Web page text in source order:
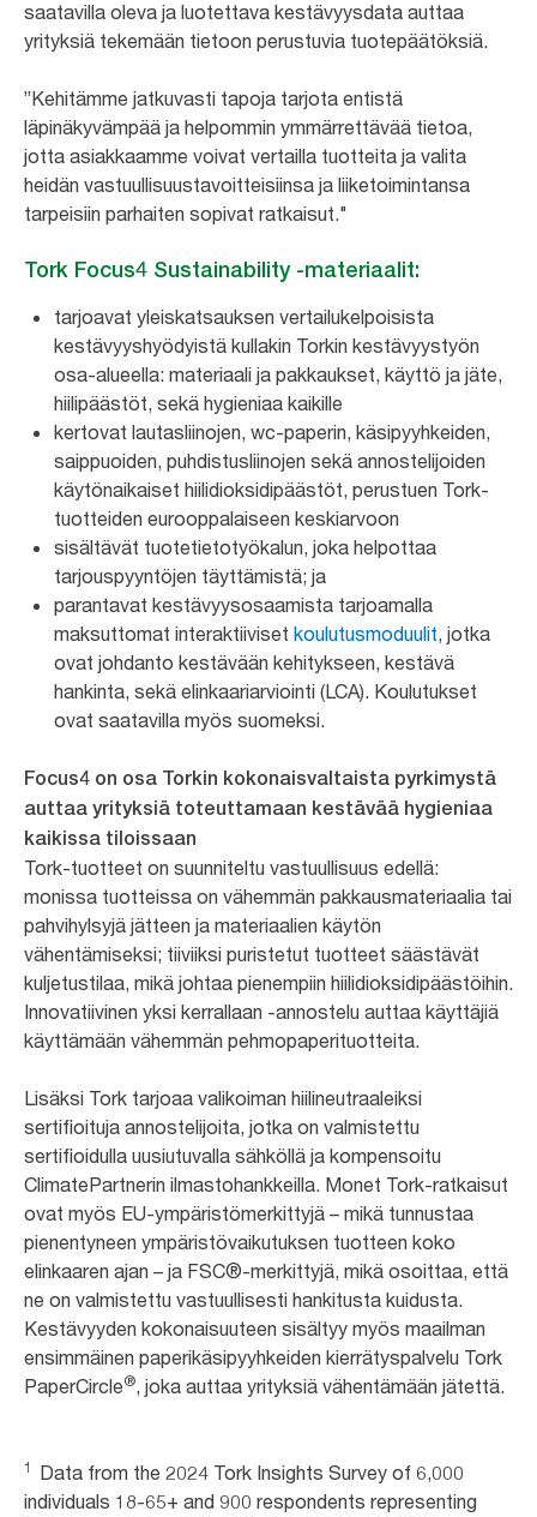
saatavilla oleva ja luotettava kestävyysdata auttaa
yrityksiä tekemään tietoon perustuvia tuotepäätöksiä.
”Kehitämme jatkuvasti tapoja tarjota entistä
läpinäkyvämpää ja helpommin ymmärrettävää tietoa,
jotta asiakkaamme voivat vertailla tuotteita ja valita
heidän vastuullisuustavoitteisiinsa ja liiketoimintansa
tarpeisiin parhaiten sopivat ratkaisut."
Tork Focus4 Sustainability -materiaalit:
tarjoavat yleiskatsauksen vertailukelpoisista
kestävyyshyödyistä kullakin Torkin kestävyystyön
osa-alueella: materiaali ja pakkaukset, käyttö ja jäte,
hiilipäästöt, sekä hygieniaa kaikille
kertovat lautasliinojen, wc-paperin, käsipyyhkeiden,
saippuoiden, puhdistusliinojen sekä annostelijoiden
käytönaikaiset hiilidioksidipäästöt, perustuen Tork-
tuotteiden eurooppalaiseen keskiarvoon
sisältävät tuotetietotyökalun, joka helpottaa
tarjouspyyntöjen täyttämistä; ja
parantavat kestävyysosaamista tarjoamalla
maksuttomat interaktiiviset koulutusmoduulit, jotka
ovat johdanto kestävään kehitykseen, kestävä
hankinta, sekä elinkaariarviointi (LCA). Koulutukset
ovat saatavilla myös suomeksi.
Focus4 on osa Torkin kokonaisvaltaista pyrkimystä
auttaa yrityksiä toteuttamaan kestävää hygieniaa
kaikissa tiloissaan
Tork-tuotteet on suunniteltu vastuullisuus edellä:
monissa tuotteissa on vähemmän pakkausmateriaalia tai
pahvihylsyjä jätteen ja materiaalien käytön
vähentämiseksi; tiiviiksi puristetut tuotteet säästävät
kuljetustilaa, mikä johtaa pienempiin hiilidioksidipäästöihin.
Innovatiivinen yksi kerrallaan -annostelu auttaa käyttäjiä
käyttämään vähemmän pehmopaperituotteita.
Lisäksi Tork tarjoaa valikoiman hiilineutraaleiksi
sertifioituja annostelijoita, jotka on valmistettu
sertifioidulla uusiutuvalla sähköllä ja kompensoitu
ClimatePartnerin ilmastohankkeilla. Monet Tork-ratkaisut
ovat myös EU-ympäristömerkittyjä – mikä tunnustaa
pienentyneen ympäristövaikutuksen tuotteen koko
elinkaaren ajan – ja FSC®-merkittyjä, mikä osoittaa, että
ne on valmistettu vastuullisesti hankitusta kuidusta.
Kestävyyden kokonaisuuteen sisältyy myös maailman
ensimmäinen paperikäsipyyhkeiden kierrätyspalvelu Tork
PaperCircle®, joka auttaa yrityksiä vähentämään jätettä.
1
Data from the 2024 Tork Insights Survey of 6,000
individuals 18-65+ and 900 respondents representing